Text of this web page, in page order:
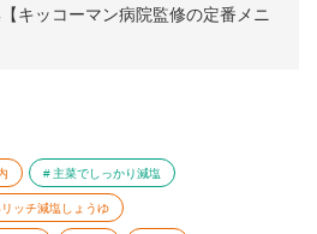
キッコーマン病院監修の定番メニ
主菜でしっかり減塩
ッチ減塩しょうゆ